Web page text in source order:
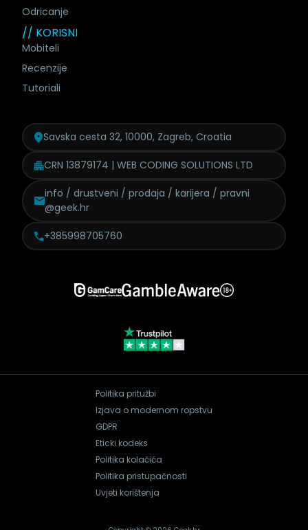
Odricanje
// KORISNI
Mobiteli
Recenzije
Tutoriali
Savska cesta 32, 10000, Zagreb, Croatia
CRN 13879174 | WEB CODING SOLUTIONS LTD
info / drustveni / prodaja / karijera / pravni
@geek.hr
+385998705760
Politika pritužbi
Izjava o modernom ropstvu
GDPR
Eticki kodeks
Politika kolačića
Politika pristupačnosti
Uvjeti korištenja